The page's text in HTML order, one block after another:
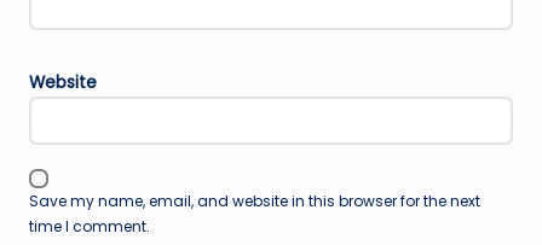
Website
Save my name, email, and website in this browser for the next
time I comment.